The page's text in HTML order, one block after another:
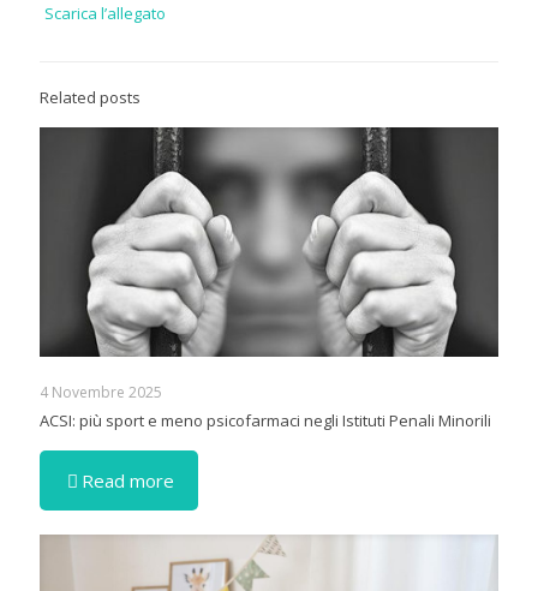
Scarica l’allegato
Related posts
4 Novembre 2025
ACSI: più sport e meno psicofarmaci negli Istituti Penali Minorili
Read more